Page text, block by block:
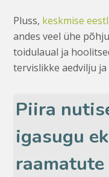
Pluss, keskmise
andes veel ühe
toidulaual ja
tervislikke aedvilju ja
Piira
igasugu